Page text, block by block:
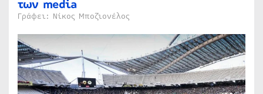
των media
Γράφει: Νίκος Μποζιονέλος